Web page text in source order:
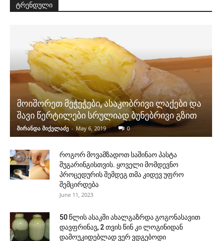
ტრენდული
მოიშორეთ მეჭეჭები, ასაკობრივი ლაქები და
შავი წერტილები სრულიად ბუნებრივი გზით
მირანდა მიქელაძე - May 6, 2019 0
როგორ მოვამზადოთ საშინაო პასტა
შუგარინგისთვის. ყოველი მომდევნო
პროცედურის შემდეგ თმა კიდევ უფრო
შემცირდება
June 11, 2023
50 წლის ასაკში ახალგაზრდა გოგონასავით
დავფრინავ, 2 თვის წინ კი ლოგინიდან
დამოუკიდებლად ვერ ვდგებოდი